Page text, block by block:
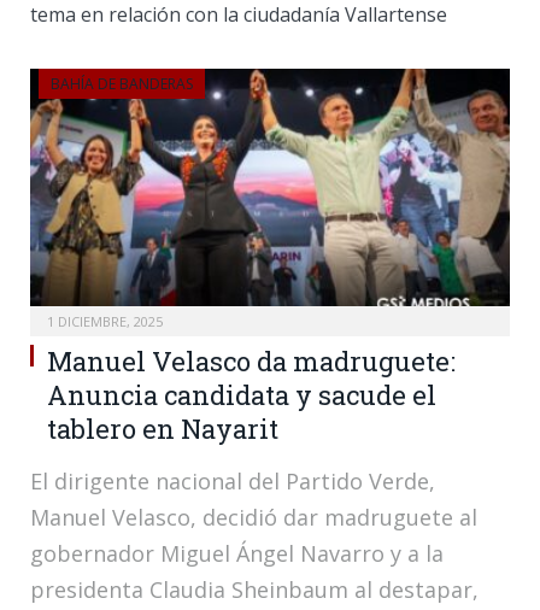
tema en relación con la ciudadanía Vallartense
BAHÍA DE BANDERAS
1 DICIEMBRE, 2025
Manuel Velasco da madruguete:
Anuncia candidata y sacude el
tablero en Nayarit
El dirigente nacional del Partido Verde,
Manuel Velasco, decidió dar madruguete al
gobernador Miguel Ángel Navarro y a la
presidenta Claudia Sheinbaum al destapar,